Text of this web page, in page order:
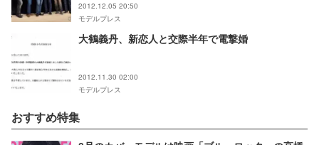
2012.12.05 20:50
モデルプレス
大鶴義丹、新恋人と交際半年で電撃婚
2012.11.30 02:00
モデルプレス
おすすめ特集